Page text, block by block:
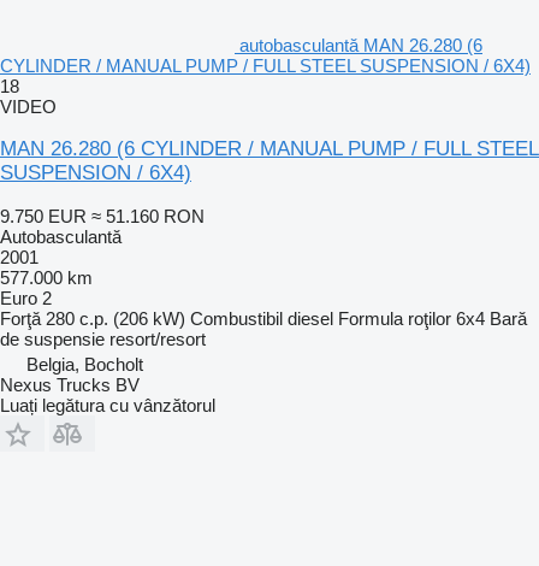
autobasculantă MAN 26.280 (6
CYLINDER / MANUAL PUMP / FULL STEEL SUSPENSION / 6X4)
18
VIDEO
MAN 26.280 (6 CYLINDER / MANUAL PUMP / FULL STEEL
SUSPENSION / 6X4)
9.750 EUR ≈ 51.160 RON
Autobasculantă
2001
577.000 km
Euro 2
Forţă 280 c.p. (206 kW) Combustibil diesel Formula roţilor 6x4 Bară
de suspensie resort/resort
Belgia, Bocholt
Nexus Trucks BV
Luați legătura cu vânzătorul